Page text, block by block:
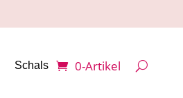
Schals 0-Artikel